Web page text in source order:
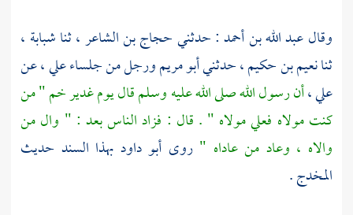
وقالعبد الله بن أحمد: حدثنيحجاج بن الشاعر، ثناشبابة ،
ثنانعيم بن حكيم، حدثنيأبو مريمورجل من جلساءعلي، عن
علي،أن رسول الله صلى الله عليه وسلم قال يومغدير خم" من
كنت مولاه فعليمولاه " . قال : فزاد الناس بعد : " وال من
والاه ، وعاد من عاداه "روى أبو داود بهذا السند حديث
المخدج.